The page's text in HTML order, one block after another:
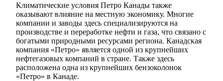
Климатические условия Петро Канады также
оказывают влияние на местную экономику. Многие
компании и заводы здесь специализируются на
производстве и переработке нефти и газа, что связано с
богатыми природными ресурсами региона. Канадская
компания «Петро» является одной из крупнейших
нефтегазовых компаний в стране. Также здесь
расположена одна из крупнейших бензоколонок
«Петро» в Канаде.